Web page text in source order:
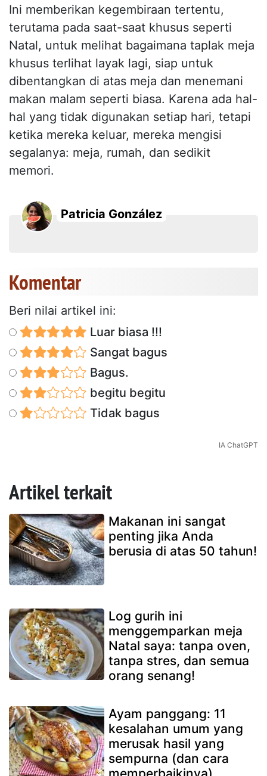
Ini memberikan kegembiraan tertentu,
terutama pada saat-saat khusus seperti
Natal, untuk melihat bagaimana taplak meja
khusus terlihat layak lagi, siap untuk
dibentangkan di atas meja dan menemani
makan malam seperti biasa. Karena ada hal-
hal yang tidak digunakan setiap hari, tetapi
ketika mereka keluar, mereka mengisi
segalanya: meja, rumah, dan sedikit
memori.
Patricia González
Komentar
Beri nilai artikel ini:
Luar biasa !!!
Sangat bagus
Bagus.
begitu begitu
Tidak bagus
IA ChatGPT
Artikel terkait
Makanan ini sangat
penting jika Anda
berusia di atas 50 tahun!
Log gurih ini
menggemparkan meja
Natal saya: tanpa oven,
tanpa stres, dan semua
orang senang!
Ayam panggang: 11
kesalahan umum yang
merusak hasil yang
sempurna (dan cara